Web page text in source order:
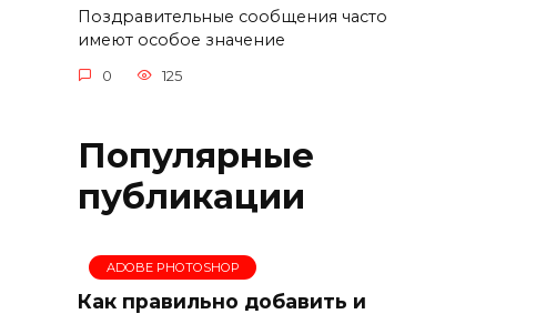
Поздравительные сообщения часто
имеют особое значение
0 125
Популярные
публикации
ADOBE PHOTOSHOP
Как правильно добавить и